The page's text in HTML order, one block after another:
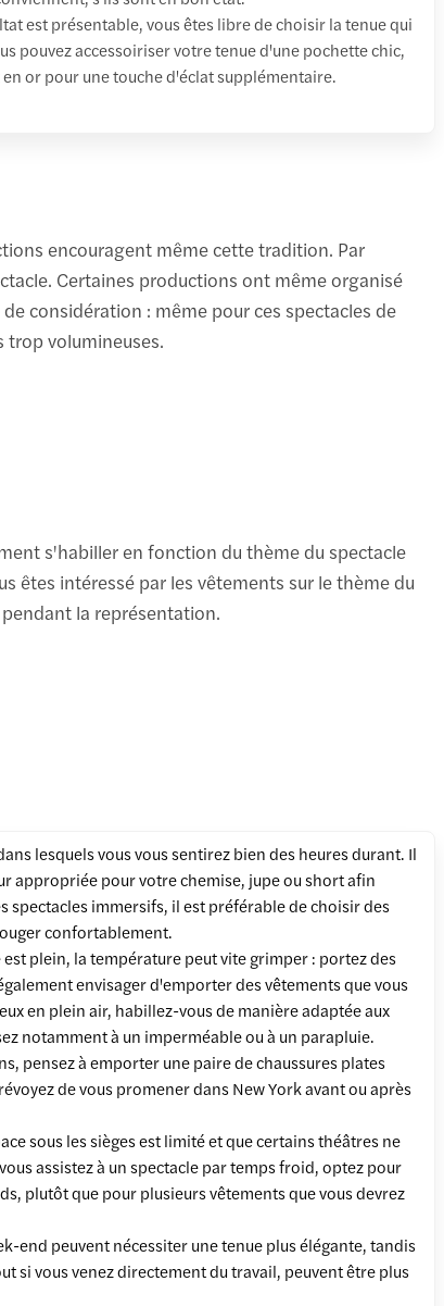
est présentable, vous êtes libre de choisir la tenue qui
pouvez accessoiriser votre tenue d'une pochette chic,
or pour une touche d'éclat supplémentaire.
encouragent même cette tradition. Par
Certaines productions ont même organisé
considération : même pour ces spectacles de
trop volumineuses.
s'habiller en fonction du thème du spectacle
êtes intéressé par les vêtements sur le thème du
la représentation.
lesquels vous vous sentirez bien des heures durant. Il
appropriée pour votre chemise, jupe ou short afin
spectacles immersifs, il est préférable de choisir des
confortablement.
plein, la température peut vite grimper : portez des
envisager d'emporter des vêtements que vous
en plein air, habillez-vous de manière adaptée aux
notamment à un imperméable ou à un parapluie.
pensez à emporter une paire de chaussures plates
de vous promener dans New York avant ou après
sous les sièges est limité et que certains théâtres ne
assistez à un spectacle par temps froid, optez pour
plutôt que pour plusieurs vêtements que vous devrez
end peuvent nécessiter une tenue plus élégante, tandis
si vous venez directement du travail, peuvent être plus